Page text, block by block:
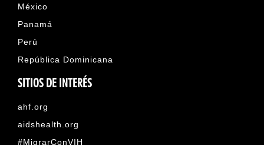
México
Panamá
Perú
República Dominicana
SITIOS DE INTERÉS
ahf.org
aidshealth.org
#MigrarConVIH